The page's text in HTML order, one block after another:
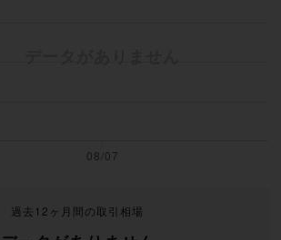
過去12ヶ月間の取引相場